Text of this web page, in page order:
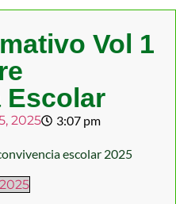
Vol 1
Escolar
2025 3:07 pm
escolar 2025